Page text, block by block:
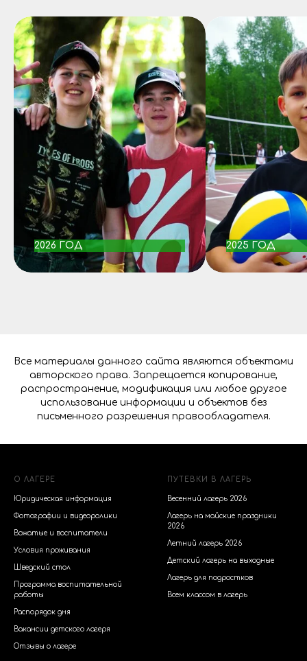
2026 ГОД 2025 ГОД
Все материалы данного сайта являются объектами
авторского права. Запрещается копирование,
распространение, модификация или любое другое
использование информации и объектов без
письменного разрешения правообладателя.
О ЛАГЕРЕ
Юридическая информация
Фотографии и видеоролики
Вожатые и воспитатели
Условия проживания
Шведский стол
Программа воспитательной
работы
Распорядок дня
Вакансии детского лагеря
Отзывы о лагере
ПУТЕВКИ В ЛАГЕРЬ
Весенний лагерь 2026
Лагерь на майские праздники
2026
Летний лагерь 2026
Детский лагерь на выходные
Лагерь для подростков
Всем классом в лагерь